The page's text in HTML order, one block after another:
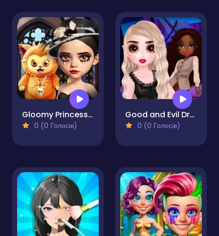
Gloomy Princess Favorite Toy
0 (0 Голосів)
Good and Evil DressUp
0 (0 Голосів)